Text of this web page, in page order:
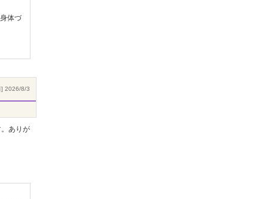
体づ
] 2026/8/3
ありが